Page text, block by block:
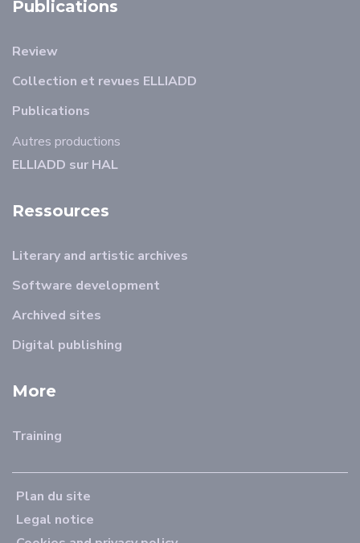
Publications
Review
Collection et revues ELLIADD
Publications
Autres productions
ELLIADD sur HAL
Ressources
Literary and artistic archives
Software development
Archived sites
Digital publishing
More
Training
Plan du site
Legal notice